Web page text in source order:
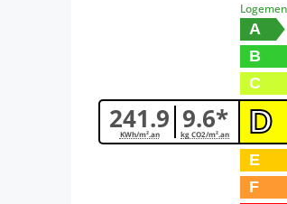
241.9
KWh/m².an 9.6*
kg CO2/m².an
A
B
C
D
E
F